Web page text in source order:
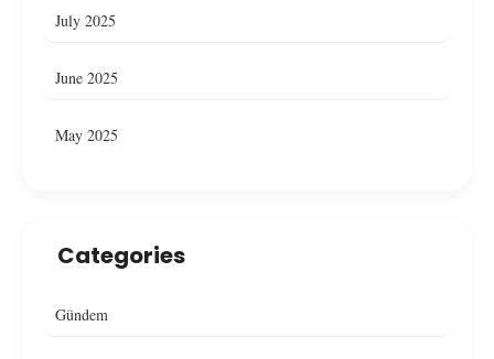
July 2025
June 2025
May 2025
Categories
Gündem